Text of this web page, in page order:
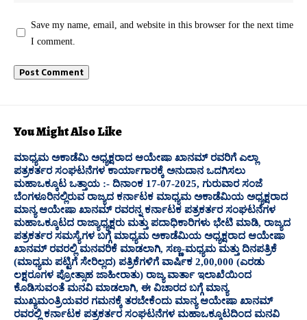
Save my name, email, and website in this browser for the next time
I comment.
You Might Also Like
ಮಾಧ್ಯಮ ಅಕಾಡೆಮಿ ಅಧ್ಯಕ್ಷರಾದ ಆಯೇಷಾ ಖಾನಮ್ ರವರಿಗೆ ಎಲ್ಲಾ
ಪತ್ರಕರ್ತರ ಸಂಘಟನೆಗಳ ಕಾರ್ಯಾಗಾರಕ್ಕೆ ಅನುದಾನ ಒದಗಿಸಲು
ಮಹಾಒಕ್ಕೂಟ ಒತ್ತಾಯ :- ದಿನಾಂಕ 17-07-2025, ಗುರುವಾರ ಸಂಜೆ
ಬೆಂಗಳೂರಿನಲ್ಲಿರುವ ರಾಜ್ಯದ ಕರ್ನಾಟಕ ಮಾಧ್ಯಮ ಅಕಾಡೆಮಿಯ ಅಧ್ಯಕ್ಷರಾದ
ಮಾನ್ಯ ಆಯೇಷಾ ಖಾನಮ್ ರವರನ್ನ ಕರ್ನಾಟಕ ಪತ್ರಕರ್ತರ ಸಂಘಟನೆಗಳ
ಮಹಾಒಕ್ಕೂಟದ ರಾಜ್ಯಾಧ್ಯಕ್ಷರು ಮತ್ತು ಪದಾಧಿಕಾರಿಗಳು ಭೇಟಿ ಮಾಡಿ, ರಾಜ್ಯದ
ಪತ್ರಕರ್ತರ ಸಮಸ್ಯೆಗಳ ಬಗ್ಗೆ ಮಾಧ್ಯಮ ಅಕಾಡೆಮಿಯ ಅಧ್ಯಕ್ಷರಾದ ಆಯೇಷಾ
ಖಾನಮ್ ರವರಲ್ಲಿ ಮನವರಿಕೆ ಮಾಡಲಾಗಿ, ಸಣ್ಣ-ಮಧ್ಯಮ ಮತ್ತು ದಿನಪತ್ರಿಕೆ
(ಮಾಧ್ಯಮ ಪಟ್ಟಿಗೆ ಸೇರಿಲ್ಲದ) ಪತ್ರಿಕೆಗಳಿಗೆ ವಾರ್ಷಿಕ 2,00,000 (ಎರಡು
ಲಕ್ಷರೂಗಳ ಪ್ರೋತ್ಸಾಹ ಜಾಹೀರಾತು) ರಾಜ್ಯ ವಾರ್ತಾ ಇಲಾಖೆಯಿಂದ
ಕೊಡಿಸುವಂತೆ ಮನವಿ ಮಾಡಲಾಗಿ, ಈ ವಿಚಾರದ ಬಗ್ಗೆ ಮಾನ್ಯ
ಮುಖ್ಯಮಂತ್ರಿಯವರ ಗಮನಕ್ಕೆ ತರಬೇಕೆಂದು ಮಾನ್ಯ ಆಯೇಷಾ ಖಾನಮ್
ರವರಲ್ಲಿ ಕರ್ನಾಟಕ ಪತ್ರಕರ್ತರ ಸಂಘಟನೆಗಳ ಮಹಾಒಕ್ಕೂಟದಿಂದ ಮನವಿ